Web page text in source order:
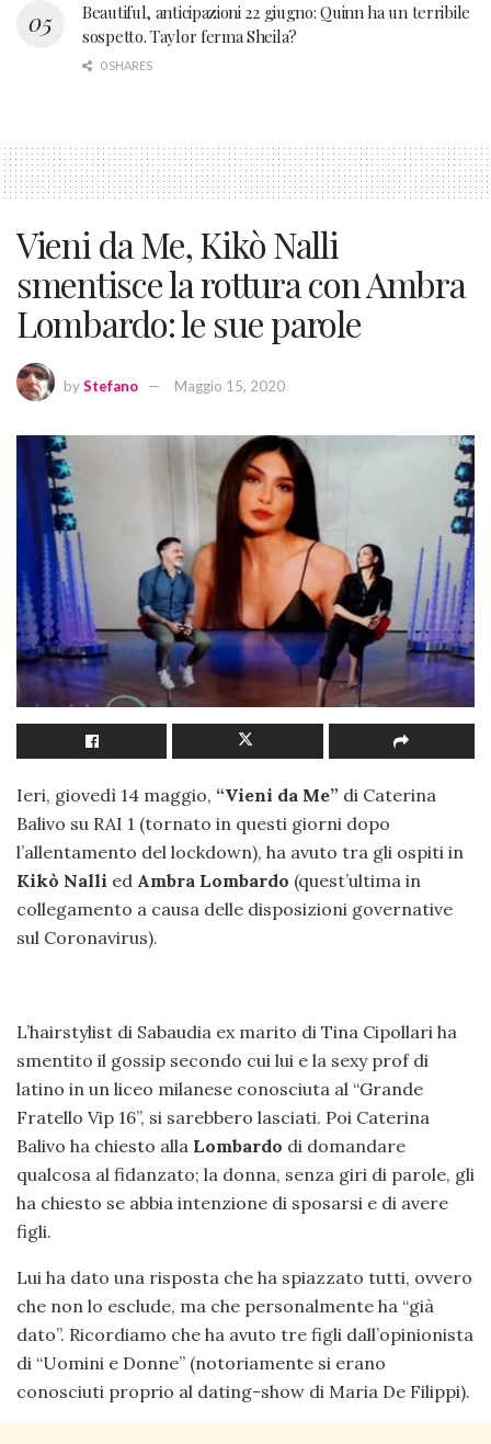
Beautiful, anticipazioni 22 giugno: Quinn ha un terribile
sospetto. Taylor ferma Sheila?
0 SHARES
Vieni da Me, Kikò Nalli
smentisce la rottura con Ambra
Lombardo: le sue parole
byStefano Maggio 15, 2020
Ieri, giovedì 14 maggio, “Vieni da Me” di Caterina
Balivo su RAI 1 (tornato in questi giorni dopo
l’allentamento del lockdown), ha avuto tra gli ospiti in
Kikò Nalli ed Ambra Lombardo (quest’ultima in
collegamento a causa delle disposizioni governative
sul Coronavirus).
L’hairstylist di Sabaudia ex marito di Tina Cipollari ha
smentito il gossip secondo cui lui e la sexy prof di
latino in un liceo milanese conosciuta al “Grande
Fratello Vip 16”, si sarebbero lasciati. Poi Caterina
Balivo ha chiesto alla Lombardo di domandare
qualcosa al fidanzato; la donna, senza giri di parole, gli
ha chiesto se abbia intenzione di sposarsi e di avere
figli.
Lui ha dato una risposta che ha spiazzato tutti, ovvero
che non lo esclude, ma che personalmente ha “già
dato”. Ricordiamo che ha avuto tre figli dall’opinionista
di “Uomini e Donne” (notoriamente si erano
conosciuti proprio al dating-show di Maria De Filippi).